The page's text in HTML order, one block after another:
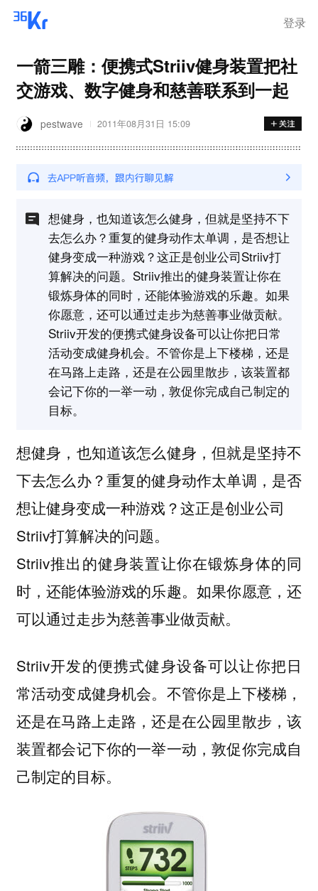
登录
一箭三雕：便携式Striiv健身装置把社
交游戏、数字健身和慈善联系到一起
pestwave 2011年08月31日 15:09
想健身，也知道该怎么健身，但就是坚持不下
去怎么办？重复的健身动作太单调，是否想让
健身变成一种游戏？这正是创业公司Striiv打
算解决的问题。Striiv推出的健身装置让你在
锻炼身体的同时，还能体验游戏的乐趣。如果
你愿意，还可以通过走步为慈善事业做贡献。
Striiv开发的便携式健身设备可以让你把日常
活动变成健身机会。不管你是上下楼梯，还是
在马路上走路，还是在公园里散步，该装置都
会记下你的一举一动，敦促你完成自己制定的
目标。
想健身，也知道该怎么健身，但就是坚持不
下去怎么办？重复的健身动作太单调，是否
想让健身变成一种游戏？这正是创业公司
Striiv打算解决的问题。
Striiv推出的健身装置让你在锻炼身体的同
时，还能体验游戏的乐趣。如果你愿意，还
可以通过走步为慈善事业做贡献。
Striiv开发的便携式健身设备可以让你把日
常活动变成健身机会。不管你是上下楼梯，
还是在马路上走路，还是在公园里散步，该
装置都会记下你的一举一动，敦促你完成自
己制定的目标。